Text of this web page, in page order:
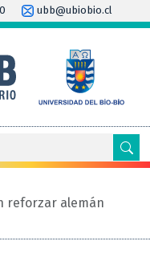
ubb@ubiobio.cl
reforzar alemán